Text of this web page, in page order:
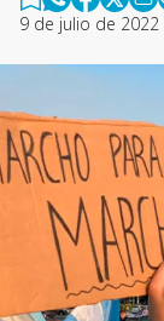
9 de julio de 2022